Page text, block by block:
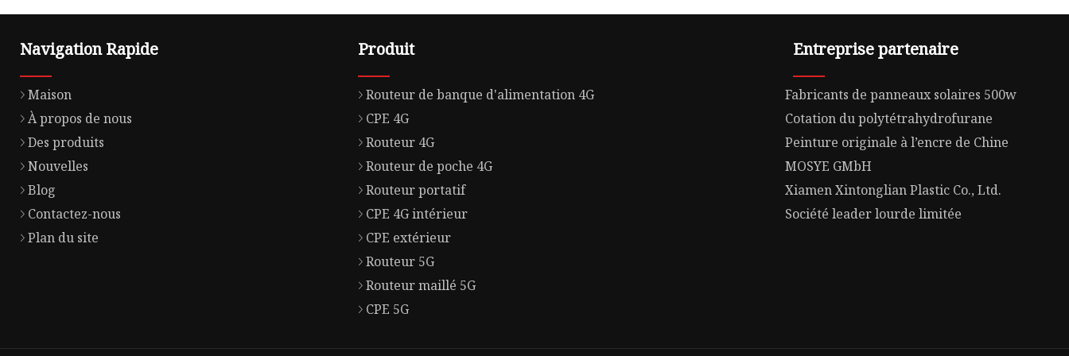
Navigation Rapide
Maison
À propos de nous
Des produits
Nouvelles
Blog
Contactez-nous
Plan du site
Produit
Routeur de banque d'alimentation 4G
CPE 4G
Routeur 4G
Routeur de poche 4G
Routeur portatif
CPE 4G intérieur
CPE extérieur
Routeur 5G
Routeur maillé 5G
CPE 5G
Entreprise partenaire
Fabricants de panneaux solaires 500w
Cotation du polytétrahydrofurane
Peinture originale à l’encre de Chine
MOSYE GMbH
Xiamen Xintonglian Plastic Co., Ltd.
Société leader lourde limitée